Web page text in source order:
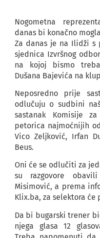
Nogometna
danas bi konačno
Za danas je na Ilidži s
sjednica Izvršnog
na kojoj bismo
Dušana Bajevića na
Neposredno prije
odlučuju o sudbini
sastanak Komisije
petorica najmoćnijih
Vico Zeljković, Irfan
Beus.
Oni će se odlučiti za
su razgovore
Misimović, a prema
Klix.ba, za selektora
Da bi bugarski trener
njega glasa 12